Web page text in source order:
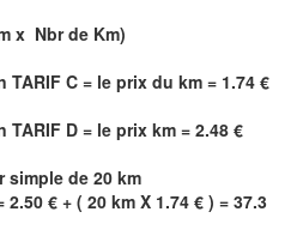
x Nbr de Km)
C = le prix du km = 1.74 €
D = le prix km = 2.48 €
simple de 20 km
2.50 € + ( 20 km X 1.74 € ) = 37.3